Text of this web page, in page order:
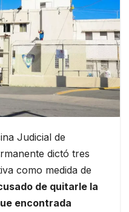
Judicial de
dictó tres
como medida de
de quitarle la
encontrada